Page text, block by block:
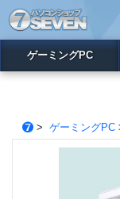
ゲーミングPC
> ゲーミングPC